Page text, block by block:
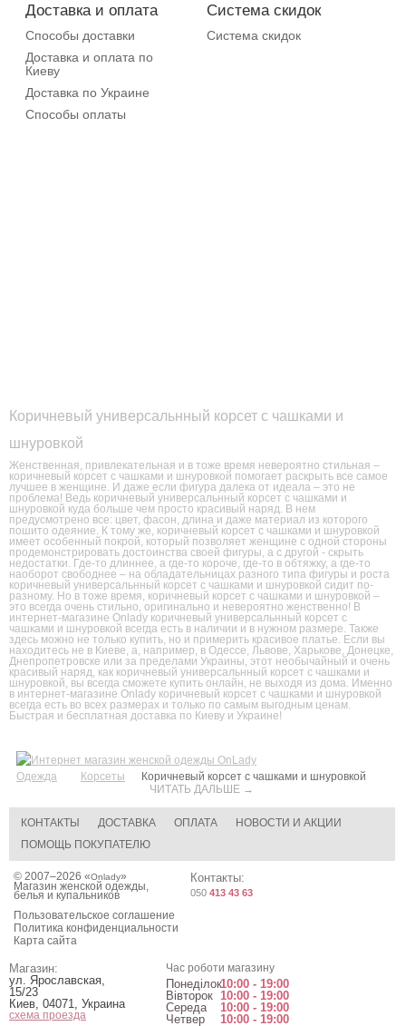
Коричневый универсальнный корсет с чашками и
шнуровкой
Женственная, привлекательная и в тоже время невероятно стильная –
коричневый корсет с чашками и шнуровкой помогает раскрыть все самое
лучшее в женщине. И даже если фигура далека от идеала – это не
проблема! Ведь коричневый универсальнный корсет с чашками и
шнуровкой куда больше чем просто красивый наряд. В нем
предусмотрено все: цвет, фасон, длина и даже материал из которого
пошито одеяние. К тому же, коричневый корсет с чашками и шнуровкой
имеет особенный покрой, который позволяет женщине с одной стороны
продемонстрировать достоинства своей фигуры, а с другой - скрыть
недостатки. Где-то длиннее, а где-то короче, где-то в обтяжку, а где-то
наоборот свободнее – на обладательницах разного типа фигуры и роста
коричневый универсальнный корсет с чашками и шнуровкой сидит по-
разному. Но в тоже время, коричневый корсет с чашками и шнуровкой –
это всегда очень стильно, оригинально и невероятно женственно! В
интернет-магазине Onlady коричневый универсальнный корсет с
чашками и шнуровкой всегда есть в наличии и в нужном размере. Также
здесь можно не только купить, но и примерить красивое платье. Если вы
находитесь не в Киеве, а, например, в Одессе, Львове, Харькове, Донецке,
Днепропетровске или за пределами Украины, этот необычайный и очень
красивый наряд, как коричневый универсальнный корсет с чашками и
шнуровкой, вы всегда сможете купить онлайн, не выходя из дома. Именно
в интернет-магазине Onlady коричневый корсет с чашками и шнуровкой
всегда есть во всех размерах и только по самым выгодным ценам.
Быстрая и бесплатная доставка по Киеву и Украине!
ЧИТАТЬ ДАЛЬШЕ →
Доставка и оплата
Способы доставки
Доставка и оплата по
Киеву
Доставка по Украине
Способы оплаты
Система скидок
Система скидок
Одежда Корсеты Коричневый корсет с чашками и шнуровкой
КОНТАКТЫ ДОСТАВКА ОПЛАТА
НОВОСТИ И АКЦИИ
ПОМОЩЬ ПОКУПАТЕЛЮ
© 2007–2026 «Onlady»
Магазин женской одежды,
белья и купальников
Пользовательское соглашение
Политика конфиденциальности
Карта сайта
Контакты:
050 413 43 63
Магазин:
ул. Ярославская,
15/23
Киев 04071 Украина
схема проезда
Час роботи магазину
Понеділок10:00 - 19:00
Вівторок 10:00 - 19:00
Середа
10:00 - 19:00
Четвер
10:00 - 19:00